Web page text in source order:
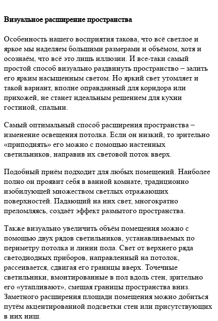
Визуальное расширение пространства
Особенность нашего восприятия такова, что всё светлое и
яркое мы наделяем большими размерами и объёмом, хотя и
осознаём, что всё это лишь иллюзии. И все-таки самый
простой способ визуально раздвинуть пространство – залить
его ярким насыщенным светом. Но яркий свет утомляет и
такой вариант, вполне оправданный для коридора или
прихожей, не станет идеальным решением для кухни
гостиной, спальни.
Самый оптимальный способ расширения пространства –
изменение освещения потолка. Если он низкий, то зрительно
«приподнять» его можно с помощью настенных
светильников, направив их световой поток вверх.
Подобный приём подходит для любых помещений. Наиболее
полно он проявит себя в ванной комнате, традиционно
изобилующей множеством светлых отражающих
поверхностей. Падающий на них свет, многократно
преломляясь, создаёт эффект размытого пространства.
Также визуально увеличить объём помещения можно с
помощью двух рядов светильников, устанавливаемых по
периметру потолка и линии пола. Свет от верхнего ряда
светодиодных приборов, направленный на потолок,
рассеивается, сдвигая его границы вверх. Точечные
светильники, вмонтированные в пол вдоль стен, зрительно
его «утапливают», смещая границы пространства вниз.
Заметного расширения площади помещения можно добиться
путём акцентированной подсветки стен или присутствующих
в них ниш.